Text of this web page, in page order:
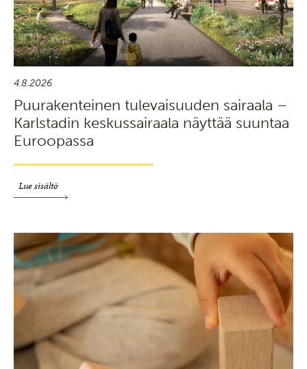
4.8.2026
Puurakenteinen tulevaisuuden sairaala –
Karlstadin keskussairaala näyttää suuntaa
Euroopassa
Lue sisältö